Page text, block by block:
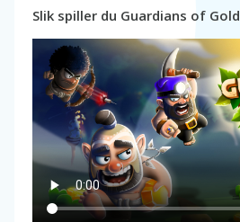
Slik spiller du Guardians of Gold